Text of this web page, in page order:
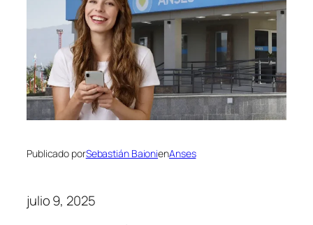
Publicado porSebastián BaionienAnses
julio 9, 2025